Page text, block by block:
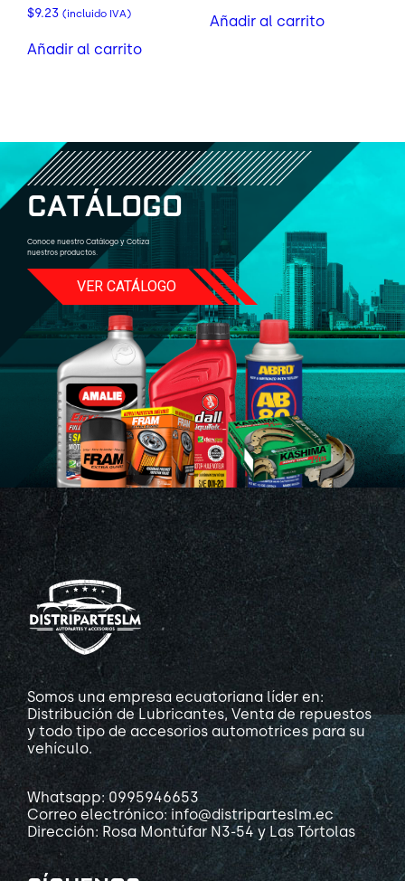
$9.23 (incluido IVA)
Añadir al carrito
Añadir al carrito
CATÁLOGO
Conoce nuestro Catálogo y Cotiza
nuestros productos.
VER CATÁLOGO
Somos una empresa ecuatoriana líder en:
Distribución de Lubricantes, Venta de repuestos
y todo tipo de accesorios automotrices para su
vehículo.
Whatsapp: 0995946653
Correo electrónico: info@distriparteslm.ec
Dirección: Rosa Montúfar N3-54 y Las Tórtolas